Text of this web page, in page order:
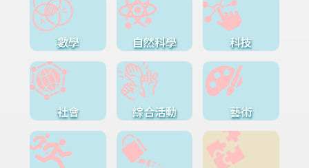
數學 自然科學 科技
社會 綜合活動 藝術